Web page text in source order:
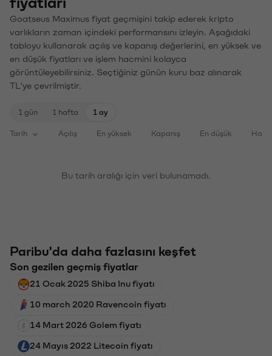
Goatseus Maximus fiyat geçmişini takip ederek kripto
varlıkların zaman içindeki performansını izleyin. Aşağıdaki
tabloyu kullanarak açılış ve kapanış değerlerini, en yüksek ve
en düşük fiyatları ve işlem hacmini kolayca
görüntüleyebilirsiniz. Seçtiğiniz günün kuru baz alınarak
TL'ye çevrilmiştir.
1 gün 1 hafta 1 ay
Tarih Açılış En yüksek Kapanış En düşük
Bu tarih aralığı için veri bulunamadı.
Paribu'da daha fazlasını keşfet
Son gezilen geçmiş fiyatlar
21 Ocak 2025 Shiba Inu fiyatı
10 march 2020 Ravencoin fiyatı
14 Mart 2026 Golem fiyatı
24 Mayıs 2022 Litecoin fiyatı